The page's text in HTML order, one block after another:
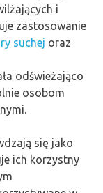
i
zastosowanie
suchej oraz
odświeżająco
osobom
się jako
ich korzystny